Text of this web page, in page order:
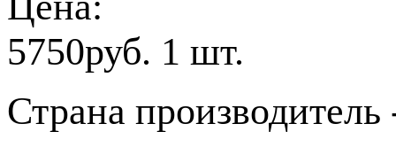
5750руб. 1 шт.
Страна